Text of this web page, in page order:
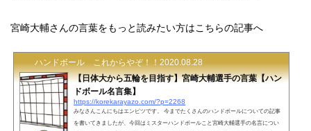
宮崎大輔さんの言葉をもっと読みたい方はこちらの記事へ
ハンドボール これからやぞ！！ 2020.08.28
【日体大から五輪を目指す】宮崎大輔選手の言葉【ハン
ドボール名言集】
https://korekarayazo.com/?p=2268
みなさんこんにちはエンピツです。 今までたくさんのハンドボールについての記事
を書いてきましたが、今回はミスターハンドボールこと宮崎大輔選手の名言につい